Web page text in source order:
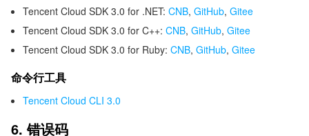
Tencent Cloud SDK 3.0 for .NET: CNB, GitHub, Gitee
Tencent Cloud SDK 3.0 for C++: CNB, GitHub, Gitee
Tencent Cloud SDK 3.0 for Ruby: CNB, GitHub, Gitee
命令行工具
Tencent Cloud CLI 3.0
6. 错误码